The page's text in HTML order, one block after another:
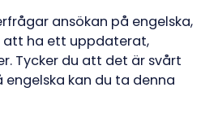
ansökan på engelska,
att ha ett uppdaterat,
Tycker du att det är svårt
kan du ta denna